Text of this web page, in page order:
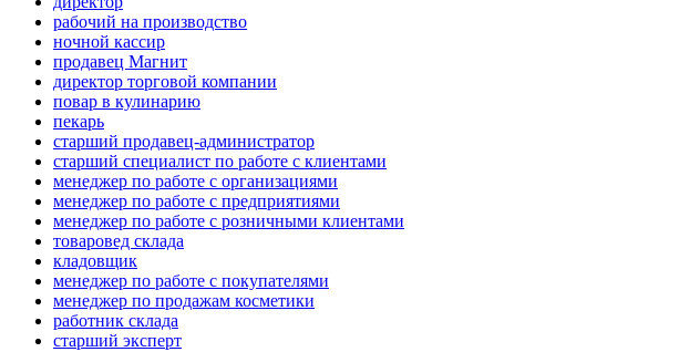
рабочий на производство
ночной кассир
продавец Магнит
директор торговой компании
повар в кулинарию
пекарь
старший продавец-администратор
старший специалист по работе с клиентами
менеджер по работе с организациями
менеджер по работе с предприятиями
менеджер по работе с розничными клиентами
товаровед склада
кладовщик
менеджер по работе с покупателями
менеджер по продажам косметики
работник склада
старший эксперт